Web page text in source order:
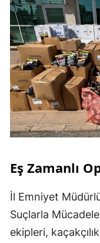
Eş Zamanlı
İl Emniyet
Suçlarla
ekipleri,